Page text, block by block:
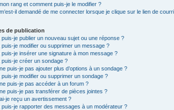
rang et comment puis-je le modifier ?
il demandé de me connecter lorsque je clique sur le lien de
de publication
puis-je publier un nouveau sujet ou une réponse ?
puis-je modifier ou supprimer un message ?
puis-je insérer une signature à mon message ?
puis-je créer un sondage ?
puis-je pas ajouter plus d’options à un sondage ?
puis-je modifier ou supprimer un sondage ?
puis-je pas accéder à un forum ?
puis-je pas transférer de pièces jointes ?
je reçu un avertissement ?
puis-je rapporter des messages à un modérateur ?